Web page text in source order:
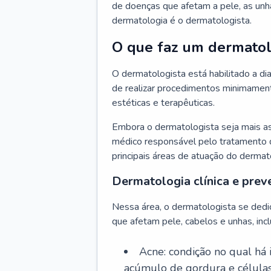
de doenças que afetam a pele, as
dermatologia é o dermatologista.
O que faz um
O dermatologista está habilitado a
de realizar procedimentos
estéticas e terapêuticas.
Embora o dermatologista seja mais
médico responsável pelo tratamento
principais áreas de atuação do
Dermatologia clínica e
Nessa área, o dermatologista se
que afetam pele, cabelos e unhas,
Acne: condição no qual
acúmulo de gordura e